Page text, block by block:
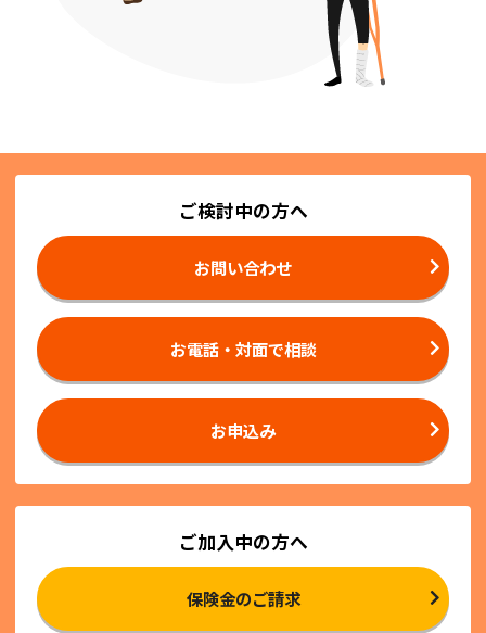
ご検討中の方へ
お問い合わせ
お電話・対面で相談
お申込み
ご加入中の方へ
保険金のご請求